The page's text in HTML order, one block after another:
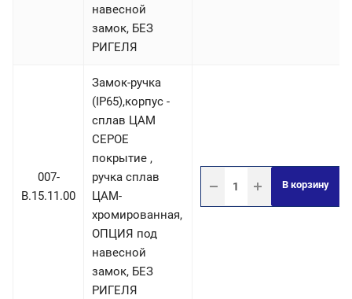
навесной
замок, БЕЗ
РИГЕЛЯ
007-
B.15.11.00
Замок-ручка
(IP65),корпус -
сплав ЦАМ
СЕРОЕ
покрытие ,
ручка сплав
ЦАМ-
хромированная,
ОПЦИЯ под
навесной
замок, БЕЗ
РИГЕЛЯ
В корзину